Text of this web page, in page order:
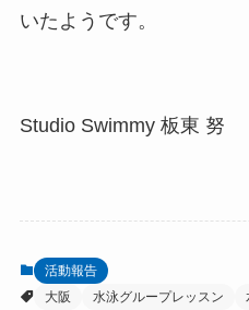
いたようです。
Studio Swimmy 板東 努
活動報告
大阪
水泳グループレッスン